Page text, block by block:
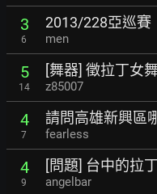
3
6
2013/228亞巡賽
men
5
14
[舞器] 徵拉丁女
z85007
4
7
請問高雄新興區
fearless
4
9
[問題] 台中的拉
angelbar